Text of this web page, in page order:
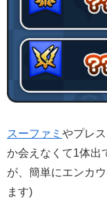
スーファミ やプレ
か会えなくて1体出
が、簡単にエンカ
ます)